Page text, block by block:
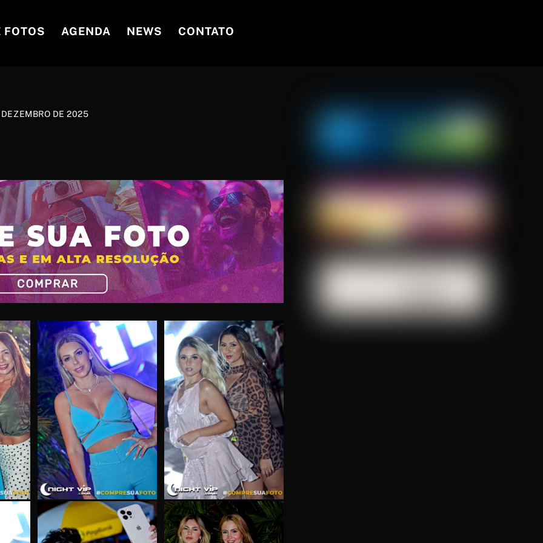
FOTOS AGENDA NEWS CONTATO
DE 2025